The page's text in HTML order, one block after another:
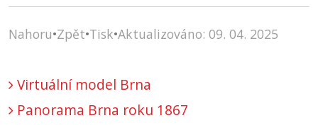
Nahoru•Zpět•Tisk•Aktualizováno: 09. 04. 2025
Virtuální model Brna
Panorama Brna roku 1867